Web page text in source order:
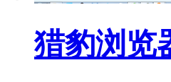
猎豹浏览